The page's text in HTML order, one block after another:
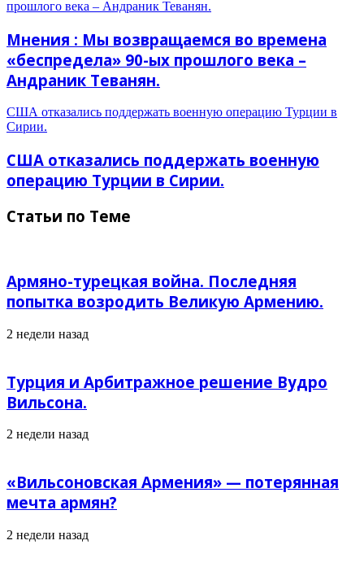
прошлого века – Андраник Теванян.
Мнения : Мы возвращаемся во времена
«беспредела» 90-ых прошлого века –
Андраник Теванян.
США отказались поддержать военную операцию Турции в
Сирии.
США отказались поддержать военную
операцию Турции в Сирии.
Статьи по Теме
Армяно-турецкая война. Последняя
попытка возродить Великую Армению.
2 недели назад
Турция и Арбитражное решение Вудро
Вильсона.
2 недели назад
«Вильсоновская Армения» — потерянная
мечта армян?
2 недели назад